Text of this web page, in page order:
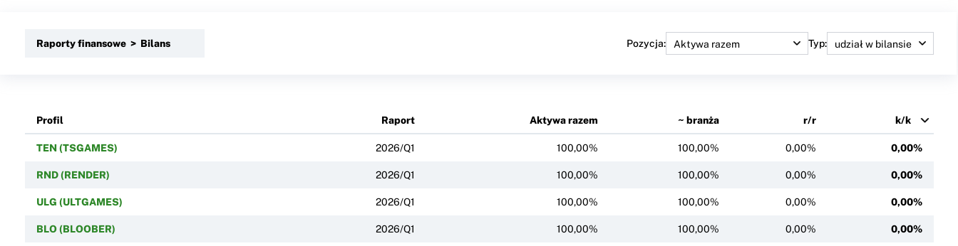
Raporty finansowe > Bilans Pozycja: Typ:
Profil Raport Aktywa razem ~ branża r/r k/k
TEN (TSGAMES) 2026/Q1 100,00% 100,00% 0,00% 0,00%
RND (RENDER) 2026/Q1 100,00% 100,00% 0,00% 0,00%
ULG (ULTGAMES) 2026/Q1 100,00% 100,00% 0,00% 0,00%
BLO (BLOOBER) 2026/Q1 100,00% 100,00% 0,00% 0,00%